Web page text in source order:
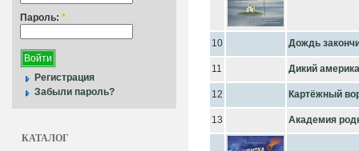
Пароль: *
Регистрация
Забыли пароль?
КАТАЛОГ
10 Дождь
11 Дикий
12 Картёжный
13 Академия